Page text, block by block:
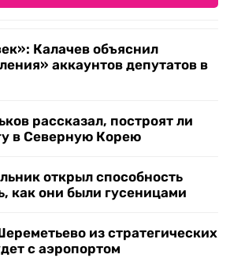
Калачев объяснил
аккаунтов депутатов в
рассказал, построят ли
в Северную Корею
открыл способность
как они были гусеницами
из стратегических
с аэропортом